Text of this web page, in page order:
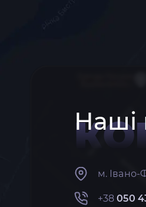
Наші
м. Івано-
+38050